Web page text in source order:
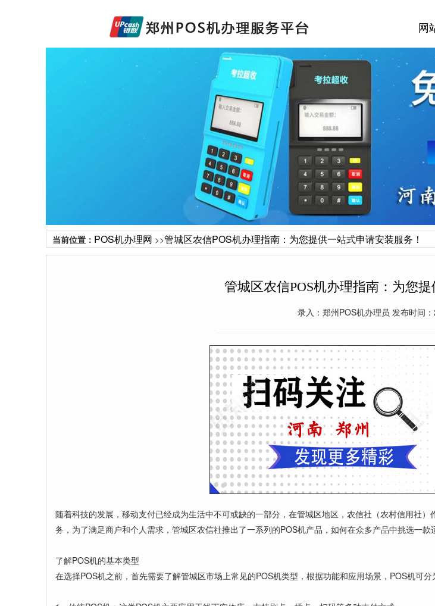
网
当前位置： POS机办理网 >>管城区农信POS机办理指南：为您提供一站式申请安装服务！
管城区农信POS机办理指南：为您
录入：郑州POS机办理员 发布时间
随着科技的发展，移动支付已经成为生活中不可或缺的一部分，在管城区地区，农信社（农村信用社
务，为了满足商户和个人需求，管城区农信社推出了一系列的POS机产品，如何在众多产品中挑选一
了解POS机的基本类型
在选择POS机之前，首先需要了解管城区市场上常见的POS机类型，根据功能和应用场景，POS机可分